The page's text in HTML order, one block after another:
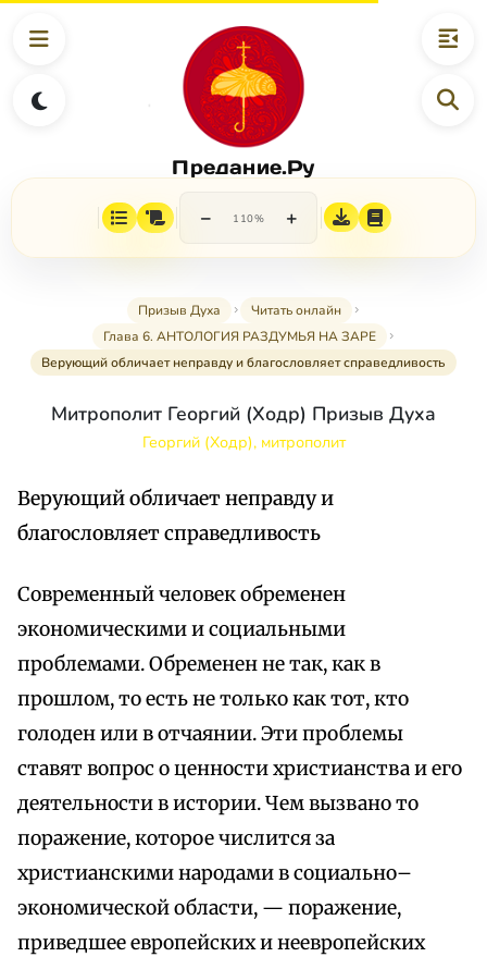
Предание.Ру
− 110% +
Призыв Духа
Читать онлайн
Глава 6. АНТОЛОГИЯ РАЗДУМЬЯ НА ЗАРЕ
Верующий обличает неправду и благословляет справедливость
Митрополит Георгий (Ходр) Призыв Духа
Георгий (Ходр), митрополит
Верующий обличает неправду и
благословляет справедливость
Современный человек обременен
экономическими и социальными
проблемами. Обременен не так, как в
прошлом, то есть не только как тот, кто
голоден или в отчаянии. Эти проблемы
ставят вопрос о ценности христианства и его
деятельности в истории. Чем вызвано то
поражение, которое числится за
христианскими народами в социально–
экономической области, — поражение,
приведшее европейских и неевропейских